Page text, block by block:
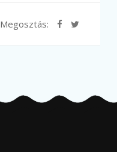
Megosztás: